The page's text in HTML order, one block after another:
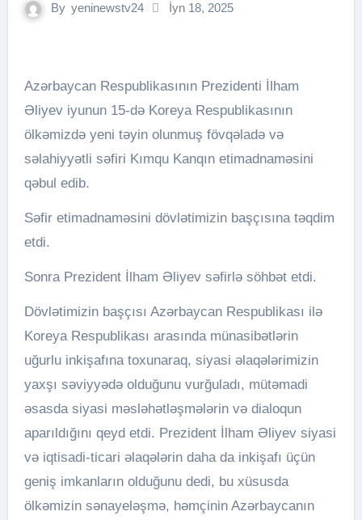
By yeninewstv24 İyn 18, 2025
Azərbaycan Respublikasının Prezidenti İlham
Əliyev iyunun 15-də Koreya Respublikasının
ölkəmizdə yeni təyin olunmuş fövqəladə və
səlahiyyətli səfiri Kımqu Kanqın etimadnaməsini
qəbul edib.
Səfir etimadnaməsini dövlətimizin başçısına təqdim
etdi.
Sonra Prezident İlham Əliyev səfirlə söhbət etdi.
Dövlətimizin başçısı Azərbaycan Respublikası ilə
Koreya Respublikası arasında münasibətlərin
uğurlu inkişafına toxunaraq, siyasi əlaqələrimizin
yaxşı səviyyədə olduğunu vurğuladı, mütəmadi
əsasda siyasi məsləhətləşmələrin və dialoqun
aparıldığını qeyd etdi. Prezident İlham Əliyev siyasi
və iqtisadi-ticari əlaqələrin daha da inkişafı üçün
geniş imkanların olduğunu dedi, bu xüsusda
ölkəmizin sənayeləşmə, həmçinin Azərbaycanın